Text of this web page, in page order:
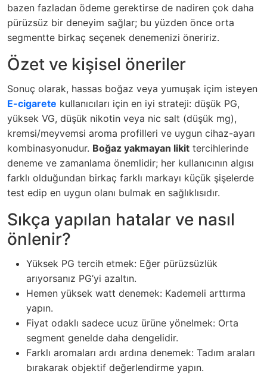
bazen fazladan ödeme gerektirse de nadiren çok daha
pürüzsüz bir deneyim sağlar; bu yüzden önce orta
segmentte birkaç seçenek denemenizi öneririz.
Özet ve kişisel öneriler
Sonuç olarak, hassas boğaz veya yumuşak içim isteyen
E-cigarete kullanıcıları için en iyi strateji: düşük PG,
yüksek VG, düşük nikotin veya nic salt (düşük mg),
kremsi/meyvemsi aroma profilleri ve uygun cihaz-ayarı
kombinasyonudur. Boğaz yakmayan likit tercihlerinde
deneme ve zamanlama önemlidir; her kullanıcının algısı
farklı olduğundan birkaç farklı markayı küçük şişelerde
test edip en uygun olanı bulmak en sağlıklısıdır.
Sıkça yapılan hatalar ve nasıl
önlenir?
Yüksek PG tercih etmek: Eğer pürüzsüzlük
arıyorsanız PG’yi azaltın.
Hemen yüksek watt denemek: Kademeli arttırma
yapın.
Fiyat odaklı sadece ucuz ürüne yönelmek: Orta
segment genelde daha dengelidir.
Farklı aromaları ardı ardına denemek: Tadım araları
bırakarak objektif değerlendirme yapın.